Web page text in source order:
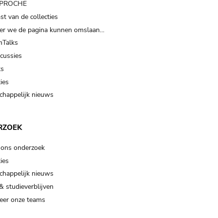
van de collecties
we de pagina kunnen omslaan…
nieuws
onderzoek
nieuws
studieverblijven
onze teams